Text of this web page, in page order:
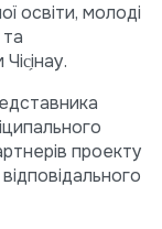
освіти, молоді
проекту